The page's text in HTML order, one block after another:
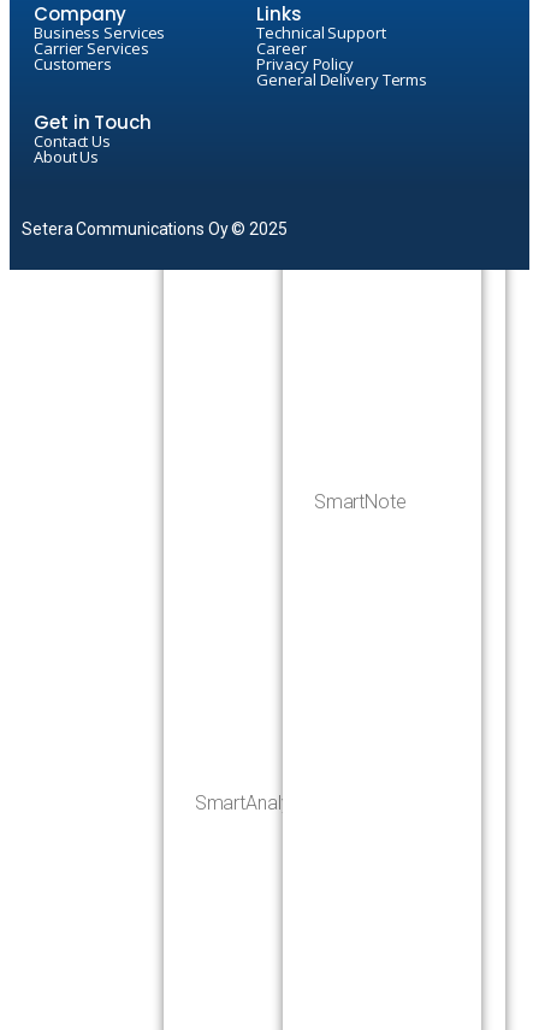
SmartAnalyser
SmartNote
Company
Business Services
Carrier Services
Customers
Links
Technical Support
Career
Privacy Policy
General Delivery Terms
Get in Touch
Contact Us
About Us
Setera Communications Oy © 2025